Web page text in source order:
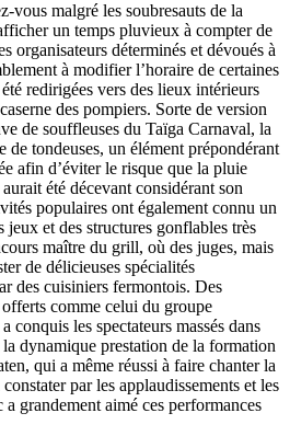
vous malgré les soubresauts de la
un temps pluvieux à compter de
organisateurs déterminés et dévoués à
à modifier l’horaire de certaines
redirigées vers des lieux intérieurs
des pompiers. Sorte de version
de souffleuses du Taïga Carnaval, la
de tondeuses, un élément prépondérant
afin d’éviter le risque que la pluie
été décevant considérant son
populaires ont également connu un
jeux et des structures gonflables très
maître du grill, où des juges, mais
de délicieuses spécialités
des cuisiniers fermontois. Des
comme celui du groupe
les spectateurs massés dans
la dynamique prestation de la formation
qui a même réussi à faire chanter la
par les applaudissements et les
grandement aimé ces performances